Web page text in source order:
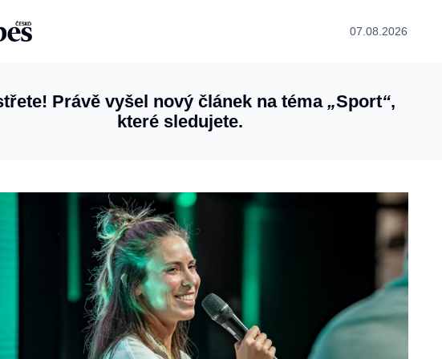
07.08.2026
Právě vyšel nový článek na téma „Sport“,
které sledujete.